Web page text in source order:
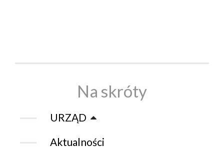
Na skróty
URZĄD
Aktualności